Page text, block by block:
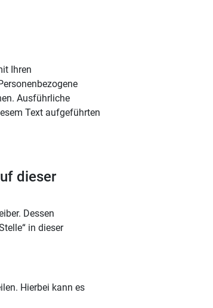
Ihren
Ausführliche
Text aufgeführten
dieser
Dessen
in dieser
Hierbei kann es